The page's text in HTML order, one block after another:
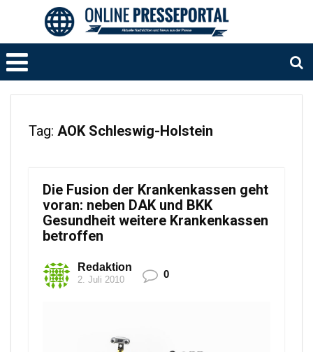
Tag: AOK Schleswig-Holstein
Die Fusion der Krankenkassen geht
voran: neben DAK und BKK
Gesundheit weitere Krankenkassen
betroffen
Redaktion
2. Juli 2010 0